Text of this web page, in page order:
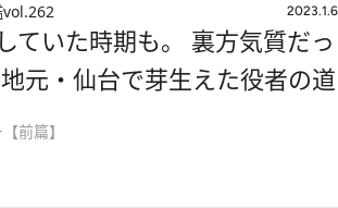
vol.262 2023.1.6
ていた時期も。 裏方気質だっ
元・仙台で芽生えた役者の道
前篇】